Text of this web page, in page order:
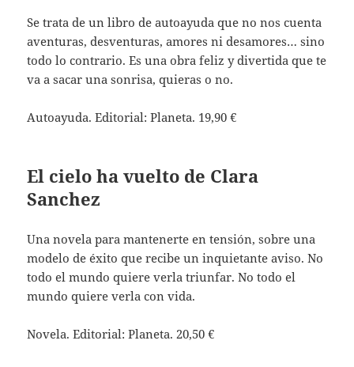
Se trata de un libro de autoayuda que no nos cuenta
aventuras, desventuras, amores ni desamores… sino
todo lo contrario. Es una obra feliz y divertida que te
va a sacar una sonrisa, quieras o no.
Autoayuda. Editorial: Planeta. 19,90 €
El cielo ha vuelto de Clara
Sanchez
Una novela para mantenerte en tensión, sobre una
modelo de éxito que recibe un inquietante aviso. No
todo el mundo quiere verla triunfar. No todo el
mundo quiere verla con vida.
Novela. Editorial: Planeta. 20,50 €